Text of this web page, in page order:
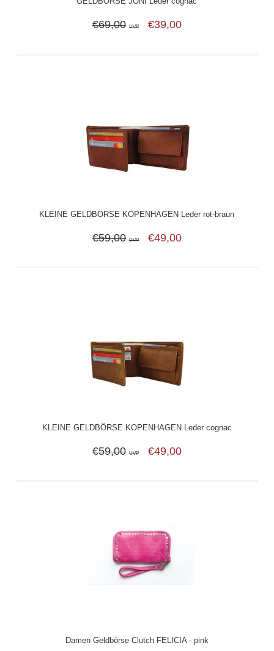
€69,00 UVP €39,00
KLEINE GELDBÖRSE KOPENHAGEN Leder rot-braun
€59,00 UVP €49,00
KLEINE GELDBÖRSE KOPENHAGEN Leder cognac
€59,00 UVP €49,00
Damen Geldbörse Clutch FELICIA - pink